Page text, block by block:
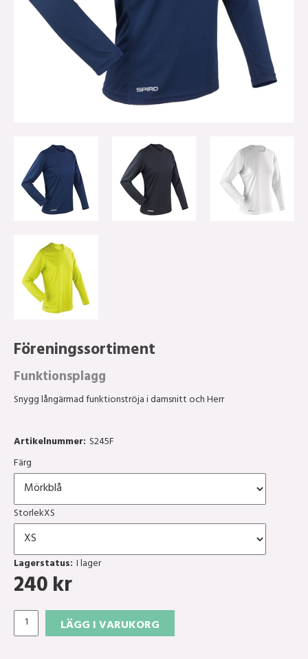
Föreningssortiment
Funktionsplagg
Snygg långärmad funktionströja i damsnitt och Herr
Artikelnummer: S245F
Färg
StorlekXS
Lagerstatus: I lager
240kr
LÄGG I VARUKORG